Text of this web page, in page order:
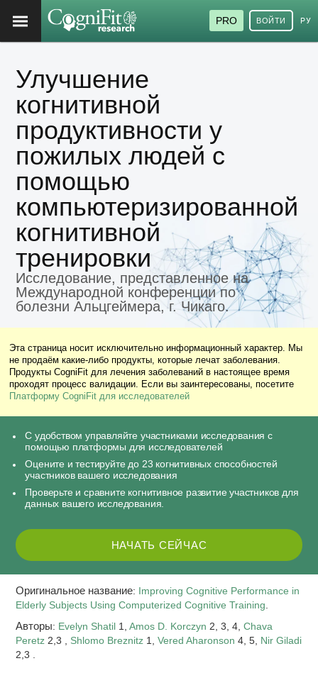
PRO ВОЙТИ
Улучшение
когнитивной
продуктивности у
пожилых людей с
помощью
компьютеризированной
когнитивной
тренировки
Исследование, представленное на
Международной конференции по
болезни Альцгеймера, г. Чикаго.
Эта страница носит исключительно информационный характер. Мы
не продаём какие-либо продукты, которые лечат заболевания.
Продукты CogniFit для лечения заболеваний в настоящее время
проходят процесс валидации. Если вы заинтересованы, посетите
Платформу CogniFit для исследователей
С удобством управляйте участниками исследования с
помощью платформы для исследователей
Оцените и тестируйте до 23 когнитивных способностей
участников вашего исследования
Проверьте и сравните когнитивное развитие участников для
данных вашего исследования.
НАЧАТЬ СЕЙЧАС
Оригинальное название: Improving Cognitive Performance in
Elderly Subjects Using Computerized Cognitive Training
Авторы: Evelyn Shatil 1,Amos D. Korczyn 2, 3, 4,Chava
Peretz 2,3 , Shlomo Breznitz 1,Vered Aharonson 4, 5, Nir Giladi
2,3 .